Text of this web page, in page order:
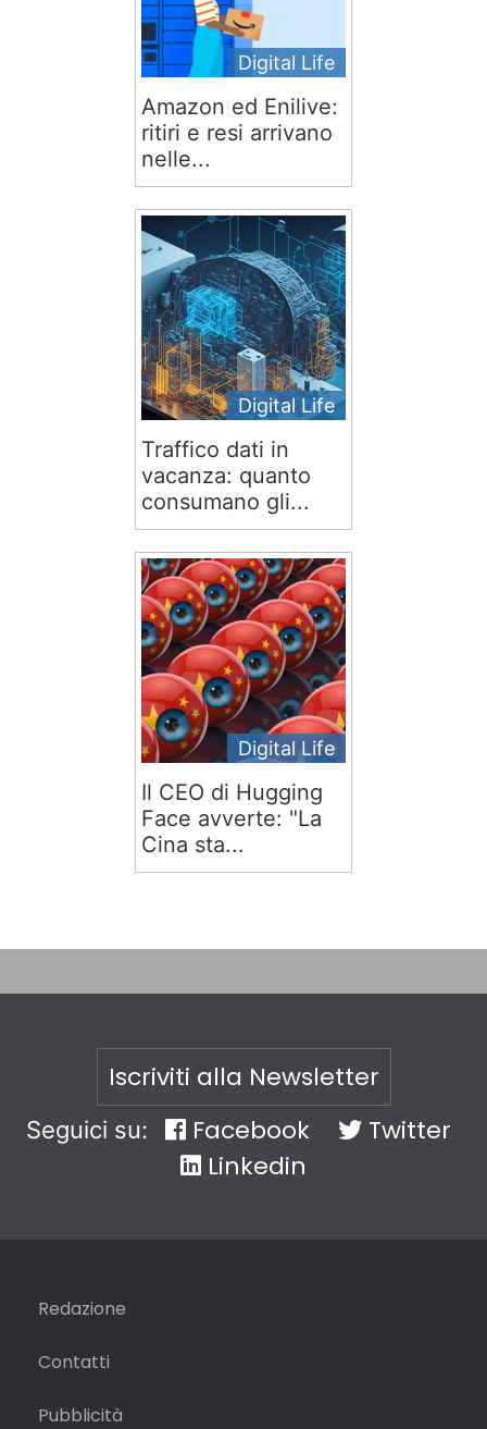
Digital Life
Amazon ed Enilive:
ritiri e resi arrivano
nelle...
Digital Life
Traffico dati in
vacanza: quanto
consumano gli...
Digital Life
Il CEO di Hugging
Face avverte: "La
Cina sta...
Iscriviti alla Newsletter
Seguici su: Facebook
Twitter
Linkedin
Redazione
Contatti
Pubblicità